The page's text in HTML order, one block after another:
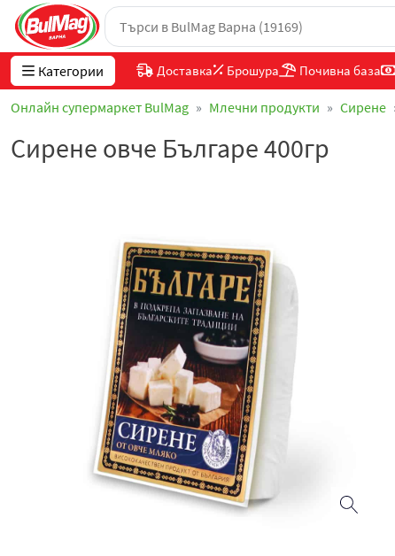
Категории Доставка Брошура Почивна база
Онлайн супермаркет BulMag Млечни продукти Сирене
Сирене овче Българе 400гр